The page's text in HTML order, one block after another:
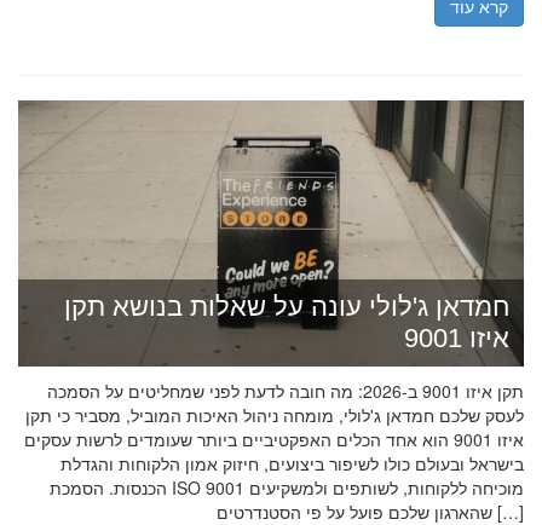
קרא עוד
חמדאן ג'לולי עונה על שאלות בנושא תקן
איזו 9001
תקן איזו 9001 ב-2026: מה חובה לדעת לפני שמחליטים על הסמכה
לעסק שלכם חמדאן ג'לולי, מומחה ניהול האיכות המוביל, מסביר כי תקן
איזו 9001 הוא אחד הכלים האפקטיביים ביותר שעומדים לרשות עסקים
בישראל ובעולם כולו לשיפור ביצועים, חיזוק אמון הלקוחות והגדלת
הכנסות. הסמכת ISO 9001 מוכיחה ללקוחות, לשותפים ולמשקיעים
שהארגון שלכם פועל על פי הסטנדרטים […]